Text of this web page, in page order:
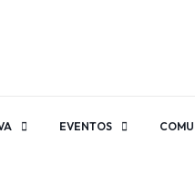
EVENTOS